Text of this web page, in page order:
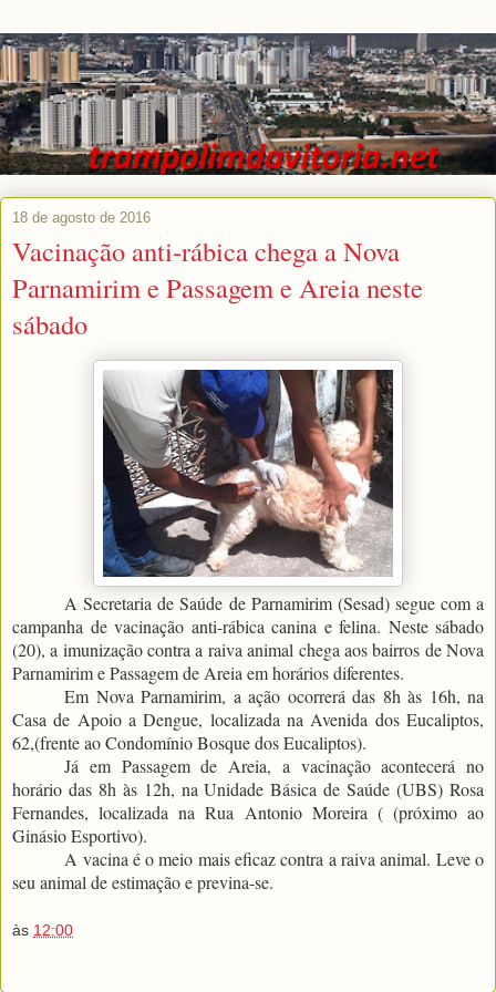
18 de agosto de 2016
Vacinação anti-rábica chega a Nova
Parnamirim e Passagem e Areia neste
sábado
A Secretaria de Saúde de Parnamirim (Sesad) segue com a
campanha de vacinação anti-rábica canina e felina. Neste sábado
(20), a imunização contra a raiva animal chega aos bairros de Nova
Parnamirim e Passagem de Areia em horários diferentes.
Em Nova Parnamirim, a ação ocorrerá das 8h às 16h, na
Casa de Apoio a Dengue, localizada na Avenida dos Eucaliptos,
62,(frente ao Condomínio Bosque dos Eucaliptos).
Já em Passagem de Areia, a vacinação acontecerá no
horário das 8h às 12h, na Unidade Básica de Saúde (UBS) Rosa
Fernandes, localizada na Rua Antonio Moreira ( (próximo ao
Ginásio Esportivo).
A vacina é o meio mais eficaz contra a raiva animal. Leve o
seu animal de estimação e previna-se.
às 12:00